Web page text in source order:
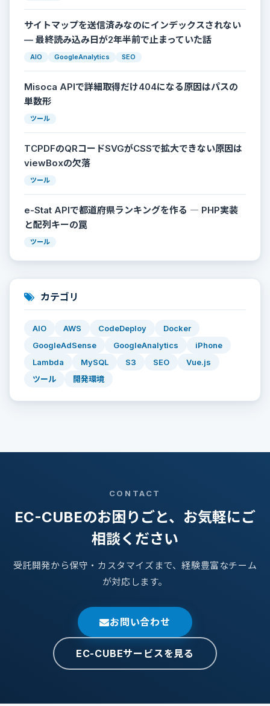
サイトマップを送信済みなのにインデックスされない
— 最終読み込み日が2年半前で止まっていた話
AIO GoogleAnalytics SEO
Misoca APIで詳細取得だけ404になる原因はパスの
単数形
ツール
TCPDFのQRコードSVGがCSSで拡大できない原因は
viewBoxの欠落
ツール
e-Stat APIで都道府県ランキングを作る ― PHP実装
と配列キーの罠
ツール
カテゴリ
AIO AWS CodeDeploy
Docker
GoogleAdSense
GoogleAnalytics
iPhone
Lambda
MySQL S3 SEO
Vue.js
ツール
開発環境
CONTACT
EC-CUBEのお困りごと、お気軽にご
相談ください
受託開発から保守・カスタマイズまで、経験豊富なチーム
が対応します。
お問い合わせ
EC-CUBEサービスを見る